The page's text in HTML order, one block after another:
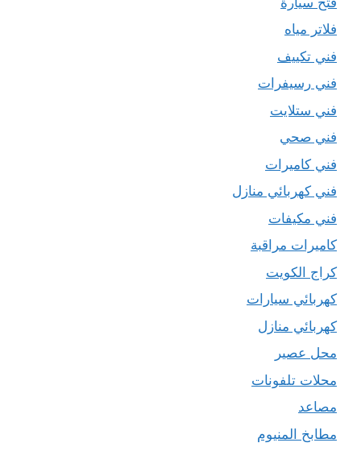
فلاتر مياه
فني تكييف
فني رسيفرات
فني ستلايت
فني صحي
فني كاميرات
فني كهربائي منازل
فني مكيفات
كاميرات مراقبة
كراج الكويت
كهربائي سيارات
كهربائي منازل
محل عصير
محلات تلفونات
مصاعد
مطابخ المنيوم